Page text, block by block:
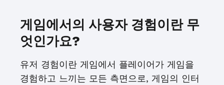
게임에서의 사용자 경험이란 무
엇인가요?
유저 경험이란 게임에서 플레이어가 게임을
경험하고 느끼는 모든 측면으로, 게임의 인터